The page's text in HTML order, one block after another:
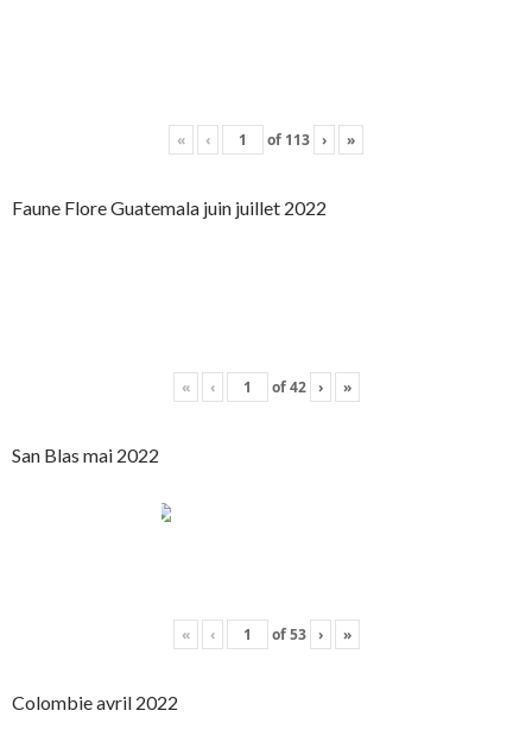
« ‹ of 113 › »
Faune Flore Guatemala juin juillet 2022
« ‹ of42 › »
San Blas mai 2022
« ‹ of53 › »
Colombie avril 2022